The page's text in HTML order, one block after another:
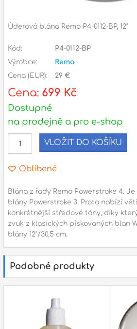
Ostatní
Naše prodejna
Adresa
Praha 3 - 130 00 (
gsm.: +420 777 888 408
gsm.: +420 777 888 088
tel.: +420 222 782 732
prodejna@bici.cz
státní svátky : ZAVŘENO
Úderová blána Remo P4-0112-BP, 12"
Kód:
P4-0112-BP
Výrobce:
Remo
Cena (EUR):
29 €
Cena: 699 Kč
Dostupné
na prodejně a pro e-shop
VLOŽIT DO KOŠÍKU
Oblíbené
Blána z řady Remo Powerstroke 4.
blány Powerstroke 3. Proto nabízí
konkrétnější středové tóny, díky
zvuk z klasických pískovaných blan
blány 12"/30,5 cm.
Podobné produkty